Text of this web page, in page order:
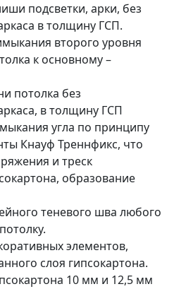
подсветки, арки, без
в толщину ГСП.
второго уровня
к основному –
потолка без
в толщину ГСП
угла по принципу
Кнауф Треннфикс, что
и треск
образование
теневого шва любого
элементов,
слоя гипсокартона.
10 мм и 12,5 мм